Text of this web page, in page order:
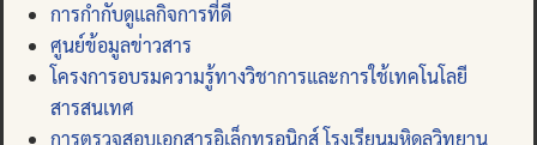
การกำกับดูแลกิจการที่ดี
ศูนย์ข้อมูลข่าวสาร
โครงการอบรมความรู้ทางวิชาการและการใช้เทคโนโลยี
สารสนเทศ
การตรวจสอบเอกสารอิเล็กทรอนิกส์ โรงเรียนมหิดลวิทยานุ